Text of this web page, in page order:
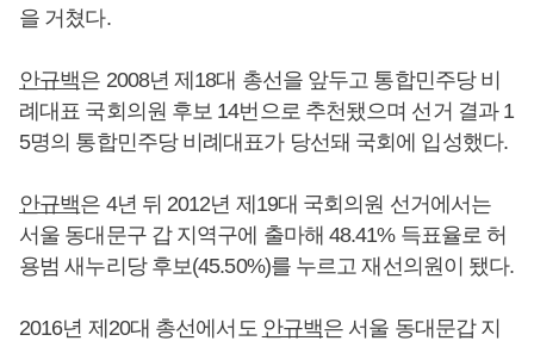
을 거쳤다.
안규백은 2008년 제18대 총선을 앞두고 통합민주당 비
례대표 국회의원 후보 14번으로 추천됐으며 선거 결과 1
5명의 통합민주당 비례대표가 당선돼 국회에 입성했다.
안규백은 4년 뒤 2012년 제19대 국회의원 선거에서는
서울 동대문구 갑 지역구에 출마해 48.41% 득표율로 허
용범 새누리당 후보(45.50%)를 누르고 재선의원이 됐다.
2016년 제20대 총선에서도 안규백은 서울 동대문갑 지